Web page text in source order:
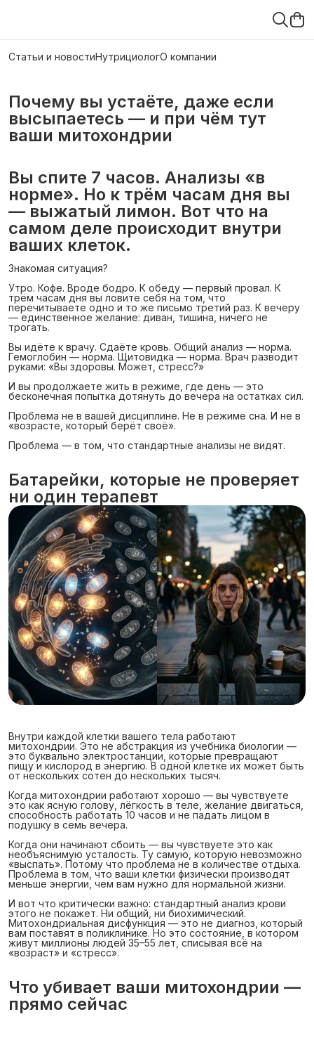
Статьи и новостиНутрициологО компании
Почему вы устаёте, даже если
высыпаетесь — и при чём тут
ваши митохондрии
Вы спите 7 часов. Анализы «в
норме». Но к трём часам дня вы
— выжатый лимон. Вот что на
самом деле происходит внутри
ваших клеток.
Знакомая ситуация?
Утро. Кофе. Вроде бодро. К обеду — первый провал. К
трём часам дня вы ловите себя на том, что
перечитываете одно и то же письмо третий раз. К вечеру
— единственное желание: диван, тишина, ничего не
трогать.
Вы идёте к врачу. Сдаёте кровь. Общий анализ — норма.
Гемоглобин — норма. Щитовидка — норма. Врач разводит
руками: «Вы здоровы. Может, стресс?»
И вы продолжаете жить в режиме, где день — это
бесконечная попытка дотянуть до вечера на остатках сил.
Проблема не в вашей дисциплине. Не в режиме сна. И не в
«возрасте, который берёт своё».
Проблема — в том, что стандартные анализы не видят.
Батарейки, которые не проверяет
ни один терапевт
Внутри каждой клетки вашего тела работают
митохондрии. Это не абстракция из учебника биологии —
это буквально электростанции, которые превращают
пищу и кислород в энергию. В одной клетке их может быть
от нескольких сотен до нескольких тысяч.
Когда митохондрии работают хорошо — вы чувствуете
это как ясную голову, лёгкость в теле, желание двигаться,
способность работать 10 часов и не падать лицом в
подушку в семь вечера.
Когда они начинают сбоить — вы чувствуете это как
необъяснимую усталость. Ту самую, которую невозможно
«выспать». Потому что проблема не в количестве отдыха.
Проблема в том, что ваши клетки физически производят
меньше энергии, чем вам нужно для нормальной жизни.
И вот что критически важно: стандартный анализ крови
этого не покажет. Ни общий, ни биохимический.
Митохондриальная дисфункция — это не диагноз, который
вам поставят в поликлинике. Но это состояние, в котором
живут миллионы людей 35–55 лет, списывая всё на
«возраст» и «стресс».
Что убивает ваши митохондрии —
прямо сейчас